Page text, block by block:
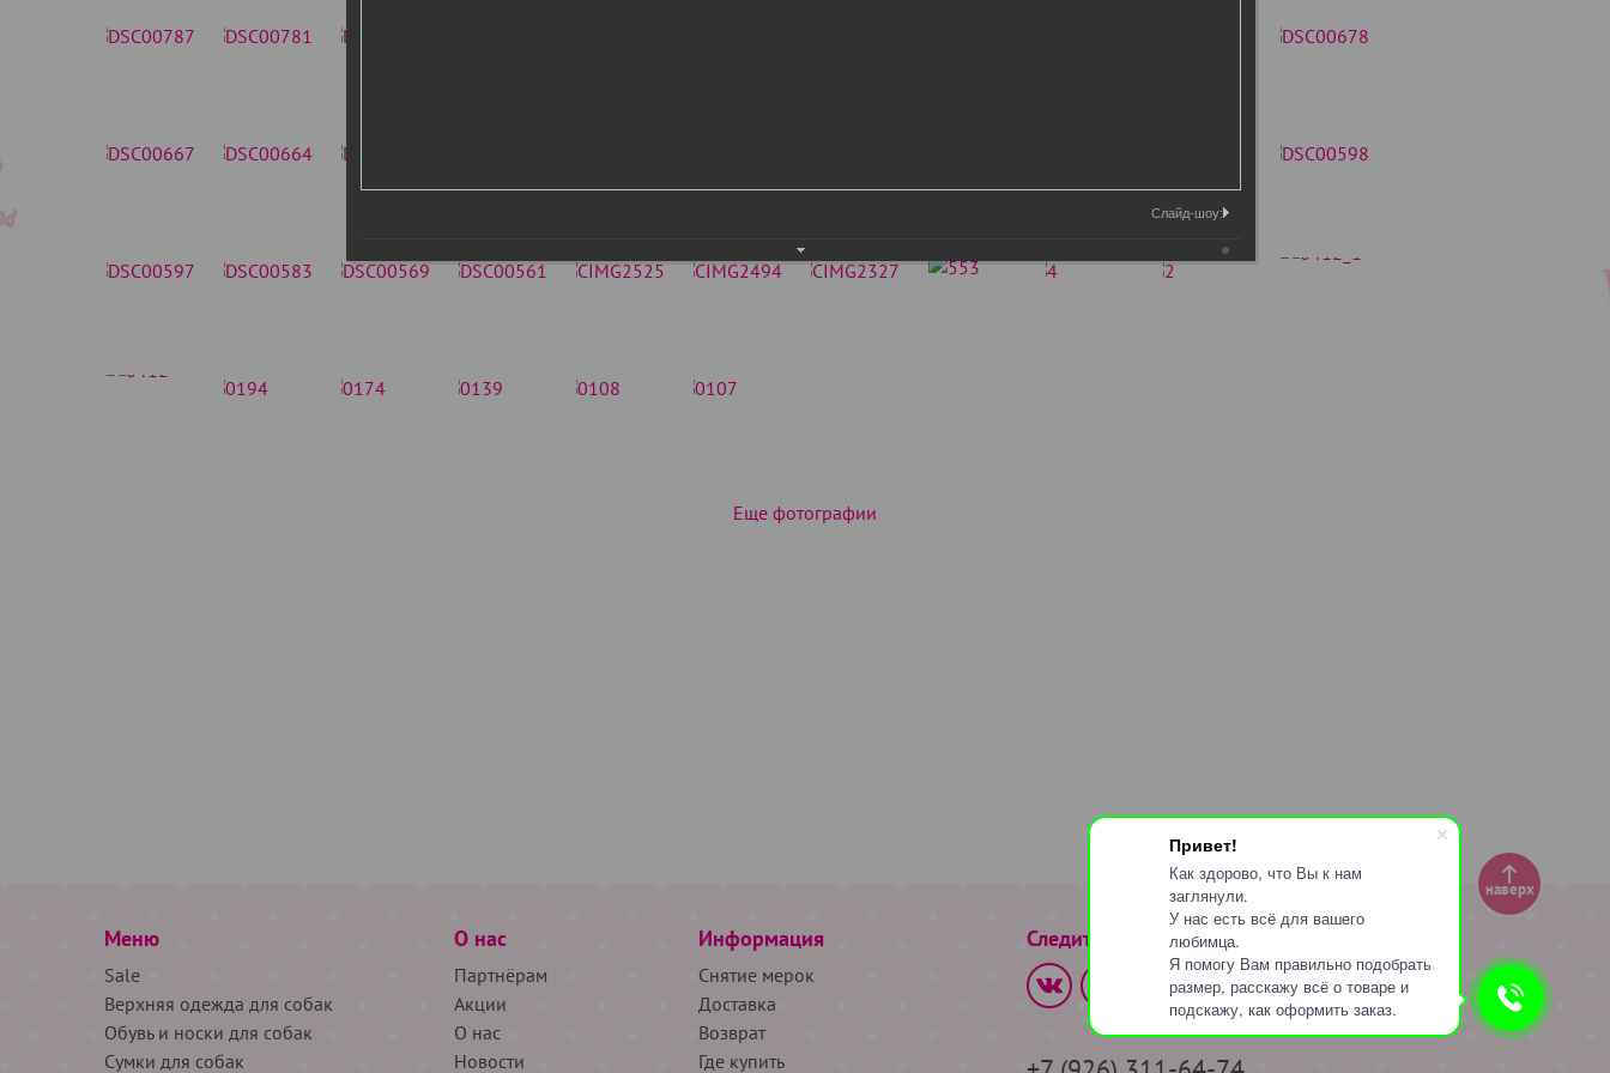
Привет!
Как здорово, что Вы к нам
заглянули.
У нас есть всё для вашего
любимца.
Я помогу Вам правильно подобрать
размер, расскажу всё о товаре и
подскажу, как оформить заказ.
Еще фотографии
Меню
Sale
Верхняя одежда для собак
Обувь и носки для собак
Сумки для собак
О нас
Партнёрам
Акции
О нас
Новости
Информация
Снятие мерок
Доставка
Возврат
Где купить
Следите за нами
наверх
Слайд-шоу: